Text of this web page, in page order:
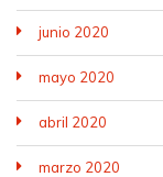
junio 2020
mayo 2020
abril 2020
marzo 2020